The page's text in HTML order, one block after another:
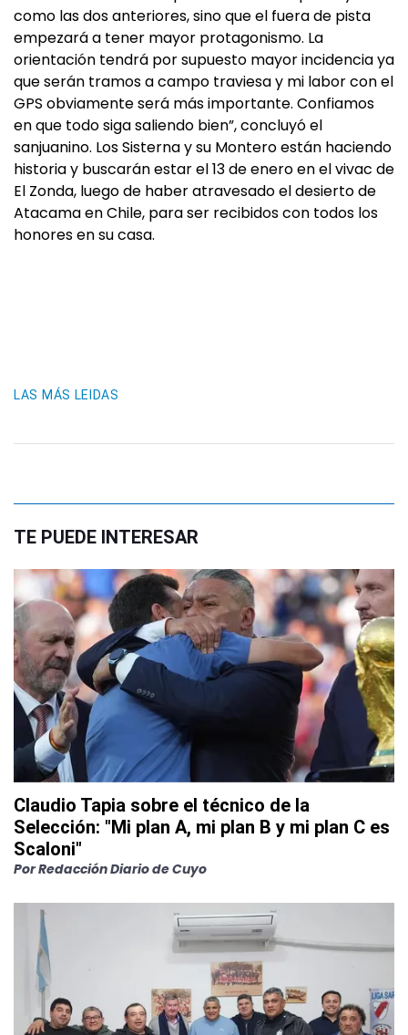
como las dos anteriores, sino que el fuera de pista
empezará a tener mayor protagonismo. La
orientación tendrá por supuesto mayor incidencia ya
que serán tramos a campo traviesa y mi labor con el
GPS obviamente será más importante. Confiamos
en que todo siga saliendo bien”, concluyó el
sanjuanino. Los Sisterna y su Montero están haciendo
historia y buscarán estar el 13 de enero en el vivac de
El Zonda, luego de haber atravesado el desierto de
Atacama en Chile, para ser recibidos con todos los
honores en su casa.
LAS MÁS LEIDAS
TE PUEDE INTERESAR
Claudio Tapia sobre el técnico de la
Selección: "Mi plan A, mi plan B y mi plan C es
Scaloni"
PorRedacción Diario de Cuyo